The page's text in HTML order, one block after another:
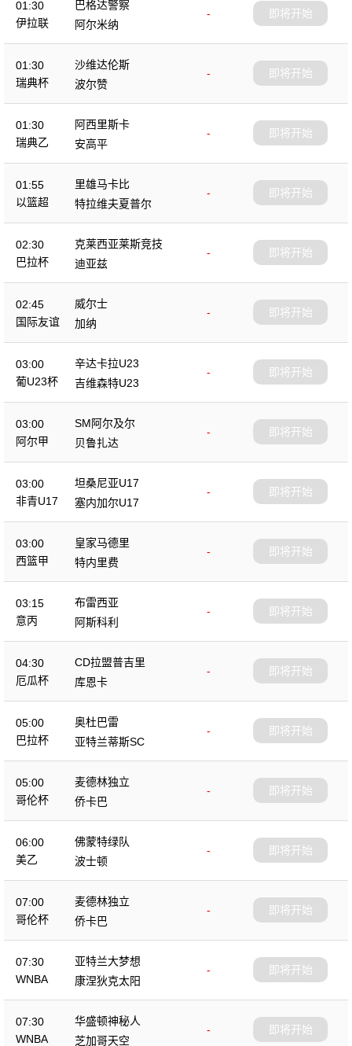
01:30
伊拉联
巴格达警察
-
阿尔米纳
即将开始
01:30
瑞典杯
沙维达伦斯
-
波尔赞
即将开始
01:30
瑞典乙
阿西里斯卡
-
安高平
即将开始
01:55
以篮超
里雄马卡比
-
特拉维夫夏普尔
即将开始
02:30
巴拉杯
克莱西亚莱斯竞技
-
迪亚兹
即将开始
02:45
国际友谊
威尔士
-
加纳
即将开始
03:00
葡U23杯
辛达卡拉U23
-
吉维森特U23
即将开始
03:00
阿尔甲
SM阿尔及尔
-
贝鲁扎达
即将开始
03:00
非青U17
坦桑尼亚U17
-
塞内加尔U17
即将开始
03:00
西篮甲
皇家马德里
-
特内里费
即将开始
03:15
意丙
布雷西亚
-
阿斯科利
即将开始
04:30
厄瓜杯
CD拉盟普吉里
-
库恩卡
即将开始
05:00
巴拉杯
奥杜巴雷
-
亚特兰蒂斯SC
即将开始
05:00
哥伦杯
麦德林独立
-
侨卡巴
即将开始
06:00
美乙
佛蒙特绿队
-
波士顿
即将开始
07:00
哥伦杯
麦德林独立
-
侨卡巴
即将开始
07:30
WNBA
亚特兰大梦想
-
康涅狄克太阳
即将开始
07:30
WNBA
华盛顿神秘人
-
芝加哥天空
即将开始